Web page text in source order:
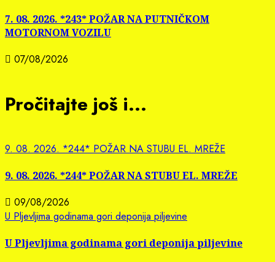
7. 08. 2026. *243* POŽAR NA PUTNIČKOM
MOTORNOM VOZILU
07/08/2026
Pročitajte još i...
9. 08. 2026. *244* POŽAR NA STUBU EL. MREŽE
9. 08. 2026. *244* POŽAR NA STUBU EL. MREŽE
09/08/2026
U Pljevljima godinama gori deponija piljevine
U Pljevljima godinama gori deponija piljevine